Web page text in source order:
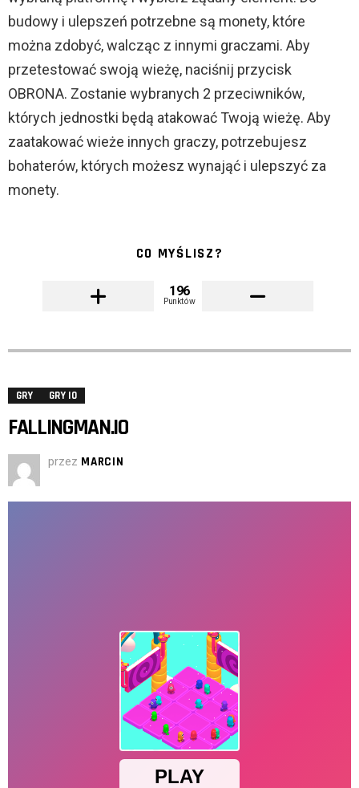
budowy i ulepszeń potrzebne są monety, które
można zdobyć, walcząc z innymi graczami. Aby
przetestować swoją wieżę, naciśnij przycisk
OBRONA. Zostanie wybranych 2 przeciwników,
których jednostki będą atakować Twoją wieżę. Aby
zaatakować wieże innych graczy, potrzebujesz
bohaterów, których możesz wynająć i ulepszyć za
monety.
CO MYŚLISZ?
196
Punktów
GRY GRY IO
FALLINGMAN.IO
przez MARCIN